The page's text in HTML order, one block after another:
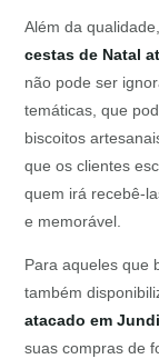
Além da
cestas de Natal
não pode ser
temáticas, que
biscoitos
que os clientes
quem irá recebê-
e memorável.
Para aqueles que
também
atacado em
suas compras de